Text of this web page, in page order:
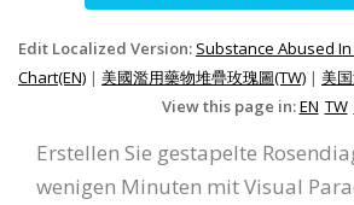
Edit Localized Version: Substance Abused
Chart(EN) | 美國濫用藥物堆疊玫瑰圖(TW) | 美
View this page in:EN TW
Erstellen Sie gestapelte
wenigen Minuten mit Visual